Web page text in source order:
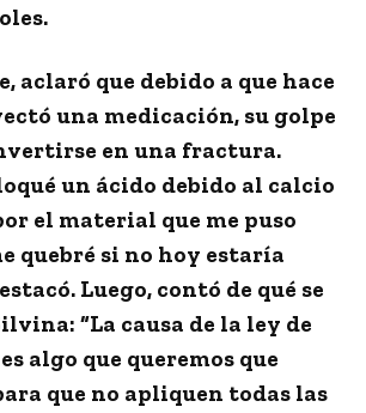
aclaró que debido a que hace
una medicación, su golpe
en una fractura.
un ácido debido al calcio
el material que me puso
quebré si no hoy estaría
Luego, contó de qué se
“La causa de la ley de
algo que queremos que
que no apliquen todas las